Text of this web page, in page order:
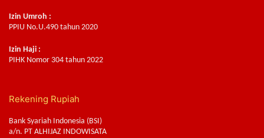
Izin Umroh :
PPIU No.U.490 tahun 2020
Izin Haji :
PIHK Nomor 304 tahun 2022
Rekening Rupiah
Bank Syariah Indonesia (BSI)
a/n. PT ALHIJAZ INDOWISATA